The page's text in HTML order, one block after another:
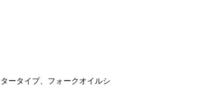
ータイプ、フォークオイルシ